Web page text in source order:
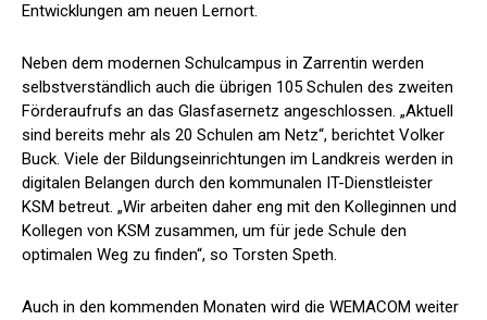
Entwicklungen am neuen Lernort.
Neben dem modernen Schulcampus in Zarrentin werden
selbstverständlich auch die übrigen 105 Schulen des zweiten
Förderaufrufs an das Glasfasernetz angeschlossen. „Aktuell
sind bereits mehr als 20 Schulen am Netz“, berichtet Volker
Buck. Viele der Bildungseinrichtungen im Landkreis werden in
digitalen Belangen durch den kommunalen IT-Dienstleister
KSM betreut. „Wir arbeiten daher eng mit den Kolleginnen und
Kollegen von KSM zusammen, um für jede Schule den
optimalen Weg zu finden“, so Torsten Speth.
Auch in den kommenden Monaten wird die WEMACOM weiter